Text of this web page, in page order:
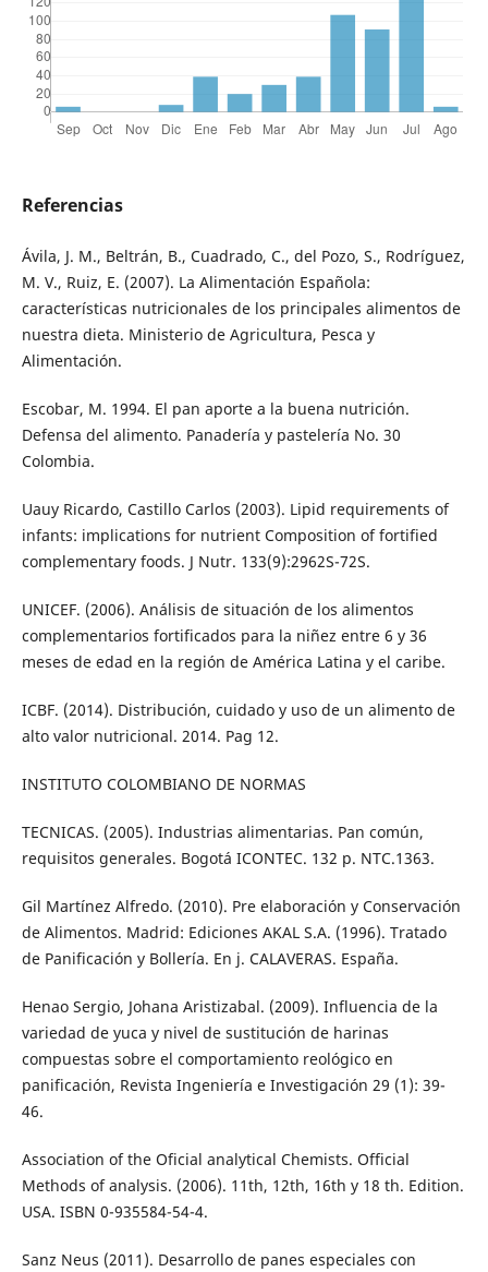
Referencias
Ávila, J. M., Beltrán, B., Cuadrado, C., del Pozo, S., Rodríguez,
M. V., Ruiz, E. (2007). La Alimentación Española:
características nutricionales de los principales alimentos de
nuestra dieta. Ministerio de Agricultura, Pesca y
Alimentación.
Escobar, M. 1994. El pan aporte a la buena nutrición.
Defensa del alimento. Panadería y pastelería No. 30
Colombia.
Uauy Ricardo, Castillo Carlos (2003). Lipid requirements of
infants: implications for nutrient Composition of fortified
complementary foods. J Nutr. 133(9):2962S-72S.
UNICEF. (2006). Análisis de situación de los alimentos
complementarios fortificados para la niñez entre 6 y 36
meses de edad en la región de América Latina y el caribe.
ICBF. (2014). Distribución, cuidado y uso de un alimento de
alto valor nutricional. 2014. Pag 12.
INSTITUTO COLOMBIANO DE NORMAS
TECNICAS. (2005). Industrias alimentarias. Pan común,
requisitos generales. Bogotá ICONTEC. 132 p. NTC.1363.
Gil Martínez Alfredo. (2010). Pre elaboración y Conservación
de Alimentos. Madrid: Ediciones AKAL S.A. (1996). Tratado
de Panificación y Bollería. En j. CALAVERAS. España.
Henao Sergio, Johana Aristizabal. (2009). Influencia de la
variedad de yuca y nivel de sustitución de harinas
compuestas sobre el comportamiento reológico en
panificación, Revista Ingeniería e Investigación 29 (1): 39-
46.
Association of the Oficial analytical Chemists. Official
Methods of analysis. (2006). 11th, 12th, 16th y 18 th. Edition.
USA. ISBN 0-935584-54-4.
Sanz Neus (2011). Desarrollo de panes especiales con